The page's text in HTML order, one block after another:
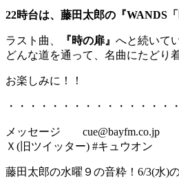
22時台は、藤田太郎の『WANDS
ラスト曲、 『時の扉』 へと続いて
どんな道を通って、名曲にたどり
お楽しみに！！
・・・・・・・・・・・・・・・
メッセージ cue@bayfm.co.jp
Ｘ(旧ツイッター) #キュウオン
藤田太郎の水曜９の音粋！6/3(水)